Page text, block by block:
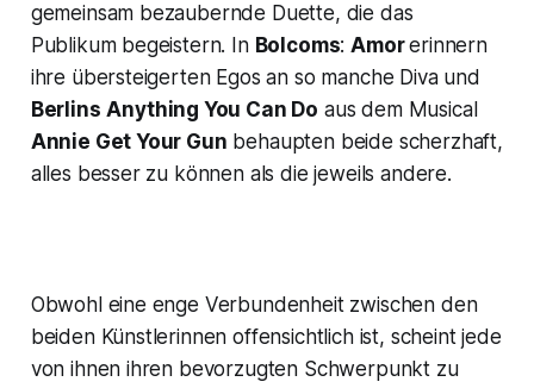
gemeinsam bezaubernde Duette, die das
Publikum begeistern. In Bolcoms:Amorerinnern
ihre übersteigerten Egos an so manche Diva und
Berlins Anything You Can Do aus dem Musical
Annie Get Your Gun behaupten beide scherzhaft,
alles besser zu können als die jeweils andere.
Obwohl eine enge Verbundenheit zwischen den
beiden Künstlerinnen offensichtlich ist, scheint jede
von ihnen ihren bevorzugten Schwerpunkt zu